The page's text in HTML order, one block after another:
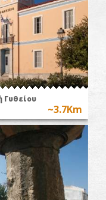
Γυθείου
~3.7Km